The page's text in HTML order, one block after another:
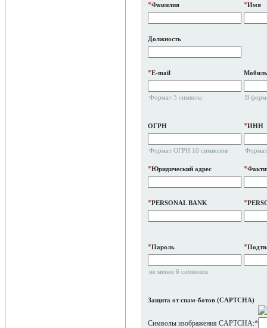
*Фамилия *Имя
Должность
*E-mail
Формат 3 символа В
ОГРН
Формат ОГРН 10 символов
*ИНН
*Юридический адрес *
*PERSONAL BANK *
*Пароль
не менее 6 символов
*
Защита от спам-ботов (CAPTCHA)
Символы изображения CAPTCHA:*